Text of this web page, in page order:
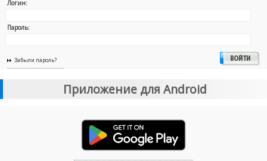
Логин:
Пароль:
Забыли пароль?
Приложение для Android